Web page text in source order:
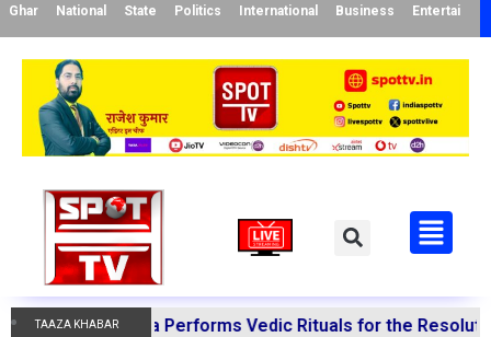
Ghar National State Politics International Business
TAAZA KHABAR
Mishra Performs Vedic Rituals for the Resolution of